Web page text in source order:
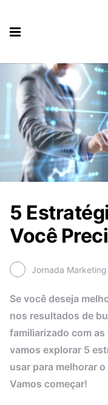
5
Você
Jornada Marketing
Se você deseja
nos resultados de
familiarizado com as
vamos explorar 5
usar para melhorar
Vamos começar!